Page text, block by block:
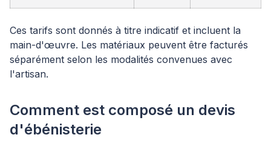
Ces tarifs sont donnés à titre indicatif et incluent la
main-d'œuvre. Les matériaux peuvent être facturés
séparément selon les modalités convenues avec
l'artisan.
Comment est composé un devis
d'ébénisterie